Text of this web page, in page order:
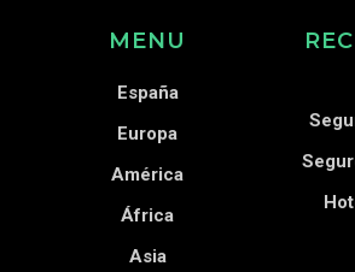
MENU
España
Europa
América
África
Asia